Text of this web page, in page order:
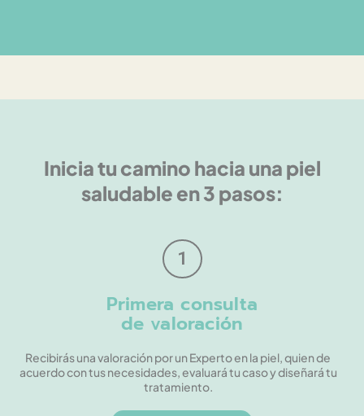
Inicia tu camino hacia una piel
saludable en 3 pasos:
1
Primera consulta
de valoración
Recibirás una valoración por un Experto en la piel, quien de
acuerdo con tus necesidades, evaluará tu caso y diseñará tu
tratamiento.